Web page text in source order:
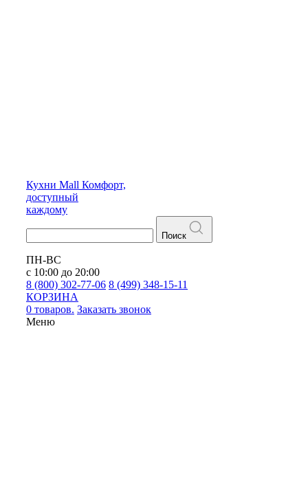
Кухни Mall Комфорт,
доступный
каждому
Поиск
ПН-ВС
с 10:00 до 20:00
8 (800) 302-77-06 8 (499) 348-15-11
КОРЗИНА
0 товаров. Заказать звонок
Меню